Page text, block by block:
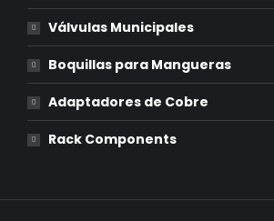
Válvulas Municipales
Boquillas para Mangueras
Adaptadores de Cobre
Rack Components